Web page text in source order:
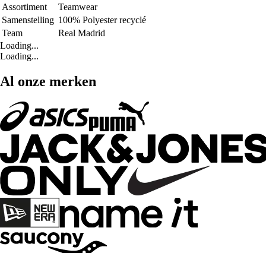
Assortiment
Teamwear
Samenstelling 100% Polyester recyclé
Team
Real Madrid
Loading...
Loading...
Al onze merken